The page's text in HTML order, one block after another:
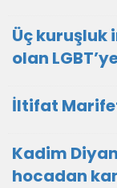
Üç kuruşluk
olan
İltifat
Kadim
hocadan